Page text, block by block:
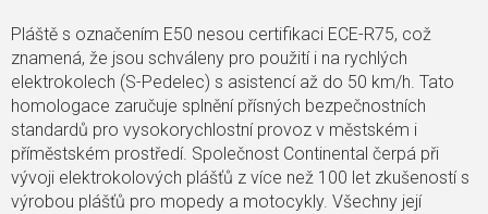
Pláště s označením E50 nesou certifikaci ECE-R75, což
znamená, že jsou schváleny pro použití i na rychlých
elektrokolech (S-Pedelec) s asistencí až do 50 km/h. Tato
homologace zaručuje splnění přísných bezpečnostních
standardů pro vysokorychlostní provoz v městském i
příměstském prostředí. Společnost Continental čerpá při
vývoji elektrokolových plášťů z více než 100 let zkušeností s
výrobou plášťů pro mopedy a motocykly. Všechny její